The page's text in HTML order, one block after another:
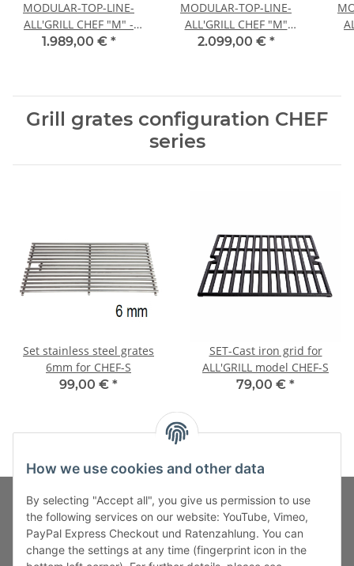
MODULAR-TOP-LINE-
ALL'GRILL CHEF "M" -
basic model-
1.989,00 € *
MODULAR-TOP-LINE-
ALL'GRILL CHEF "M"
BLACK -basic modul-
2.099,00 € *
Grill grates configuration CHEF
series
Set stainless steel grates
6mm for CHEF-S
99,00 € *
SET-Cast iron grid for
ALL'GRILL model CHEF-S
79,00 € *
Fuss-Zahlung-Versand-Kontakt
How we use cookies and other data
By selecting "Accept all", you give us permission to use
the following services on our website: YouTube, Vimeo,
PayPal Express Checkout und Ratenzahlung. You can
change the settings at any time (fingerprint icon in the